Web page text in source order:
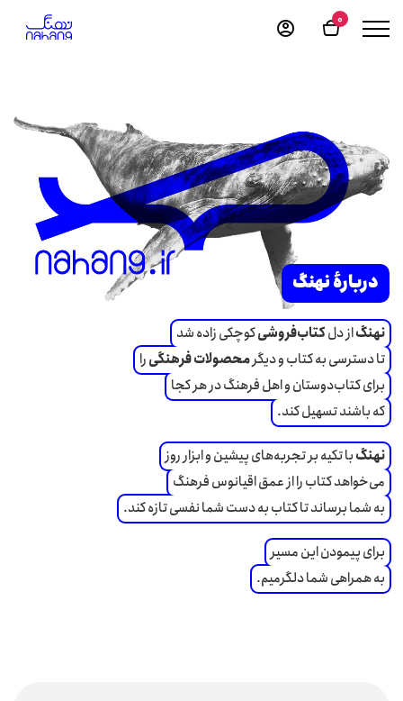
0
دربارهٔ نهنگ
نهنگاز دلکتاب‌فروشی‌کوچکی زاده شد
تا دسترسی به کتاب و دیگرمحصولات فرهنگیرا
برای کتاب‌دوستان و اهل فرهنگ در هر کجا
که باشند تسهیل کند.
نهنگبا تکیه بر تجربه‌‌های پیشین و ابزار روز
می‌خواهد کتاب را از عمق اقیانوس فرهنگ
به شما برساند تا کتاب به دست شما نفسی تازه کند.
برای پیمودن این مسیر
به همراهی شما دلگرمیم.